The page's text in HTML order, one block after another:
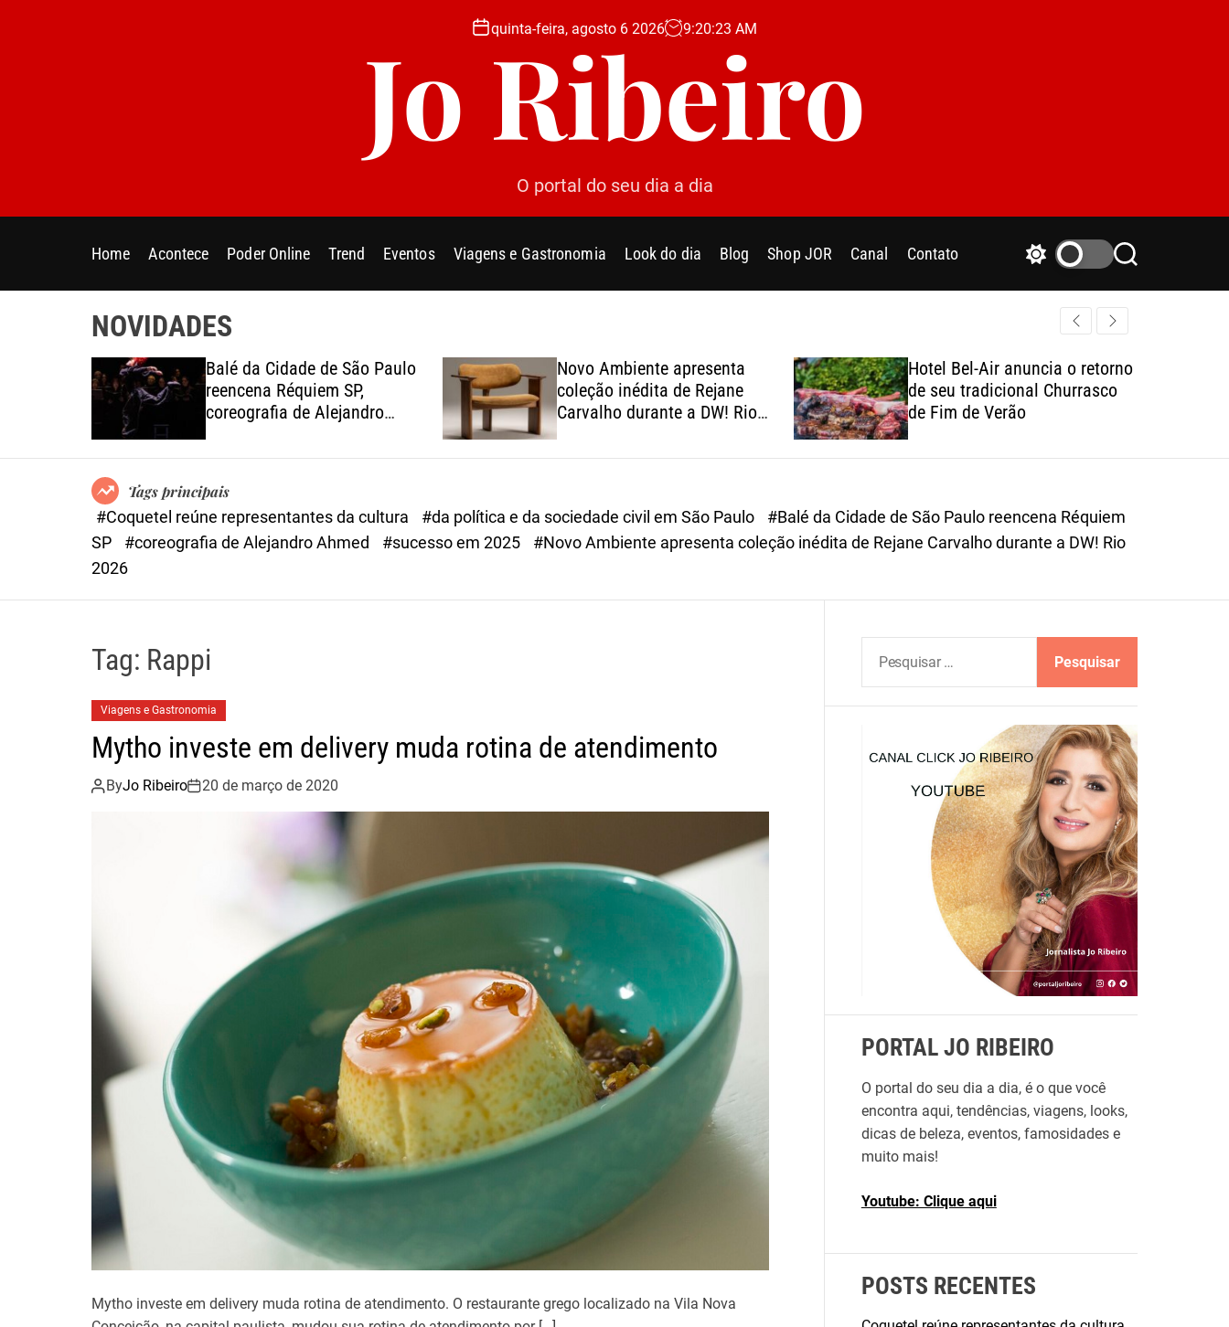
t
quinta-feira, agosto 6 2026 9:20:25 AM
Jo Ribeiro
O portal do seu dia a dia
Home Acontece Poder Online Trend Eventos Viagens e Gastronomia Look do dia Blog Shop JOR Canal Contato
c
o
l
m
e
S
r
c
NOVIDADES
Balé da Cidade de São Paulo
reencena Réquiem SP,
coreografia de Alejandro
Ahmed, sucesso em 2025
Novo Ambiente apresenta
coleção inédita de Rejane
Carvalho durante a DW! Rio
2026
Hotel Bel-Air anuncia o retorno
de seu tradicional Churrasco
de Fim de Verão
Tags principais
#Coquetel reúne representantes da cultura
#da política e da sociedade civil em São Paulo
#Balé da Cidade de São Paulo reencena Réquiem
SP
#coreografia de Alejandro Ahmed #sucesso em 2025
#Novo Ambiente apresenta coleção inédita de Rejane Carvalho durante a DW! Rio
2026
Tag: Rappi
Viagens e Gastronomia
Mytho investe em delivery muda rotina de atendimento
ByJo Ribeiro 20 de março de 2020
Mytho investe em delivery muda rotina de atendimento. O restaurante grego localizado na Vila Nova
s
PORTAL JO RIBEIRO
O portal do seu dia a dia, é o que você
encontra aqui, tendências, viagens, looks,
dicas de beleza, eventos, famosidades e
muito mais!
Youtube: Clique aqui
POSTS RECENTES